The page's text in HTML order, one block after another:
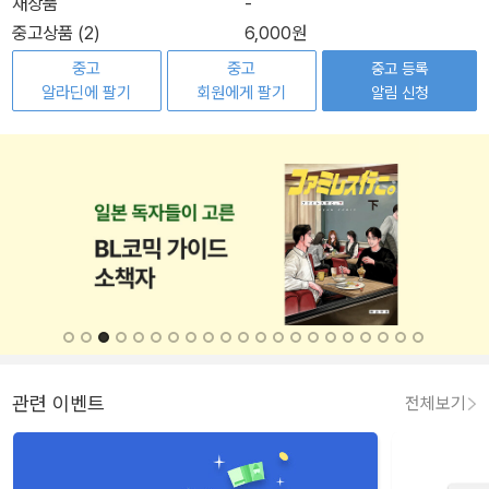
중고상품 (2)
6,000원
중고
알라딘에 팔기
중고
회원에게 팔기
중고 등록
알림 신청
관련 이벤트 전체보기